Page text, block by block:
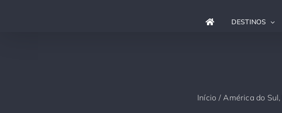
DESTINOS
Início América do Sul